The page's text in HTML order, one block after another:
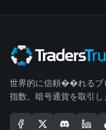
世界的に信頼��れるブ
指数、暗号通貨を取引し